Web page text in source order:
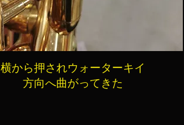
横から押されウォーターキイ
方向へ曲がってきた